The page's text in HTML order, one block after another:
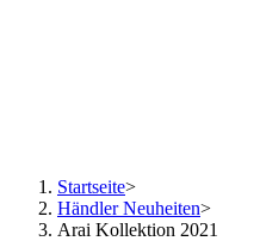
Startseite>
Händler Neuheiten>
Arai Kollektion 2021